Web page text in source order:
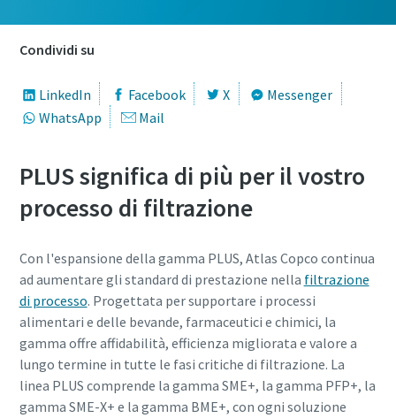
Condividi su
LinkedIn Facebook X
Messenger
WhatsApp
Mail
PLUS significa di più per il vostro
processo di filtrazione
Con l'espansione della gamma PLUS, Atlas Copco continua
ad aumentare gli standard di prestazione nella filtrazione
di processo. Progettata per supportare i processi
alimentari e delle bevande, farmaceutici e chimici, la
gamma offre affidabilità, efficienza migliorata e valore a
lungo termine in tutte le fasi critiche di filtrazione. La
linea PLUS comprende la gamma SME+, la gamma PFP+, la
gamma SME-X+ e la gamma BME+, con ogni soluzione